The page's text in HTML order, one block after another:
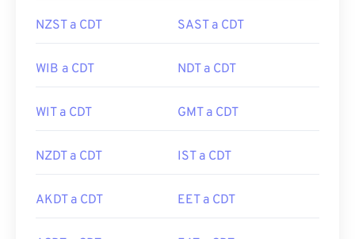
NZST a CDT SAST a CDT
WIB a CDT NDT a CDT
WIT a CDT GMT a CDT
NZDT a CDT IST a CDT
AKDT a CDT EET a CDT